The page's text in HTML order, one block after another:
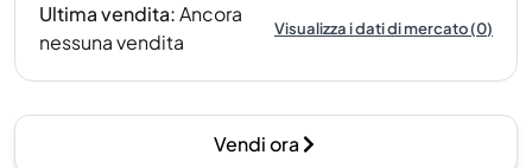
Ultima vendita:Ancora
nessuna vendita
Visualizza i dati di mercato(0)
Vendi ora